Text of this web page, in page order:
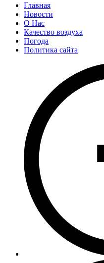
Главная
Новости
О Нас
Качество воздуха
Погода
Политика сайта